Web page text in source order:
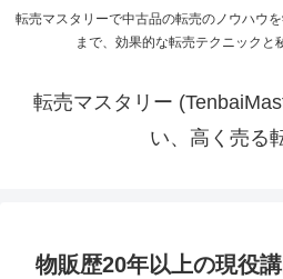
転売マスタリーで中古品の転売のノウハウ
まで、効果的な転売テクニックと
転売マスタリー
い、高く売る
物販歴20年以上の現役